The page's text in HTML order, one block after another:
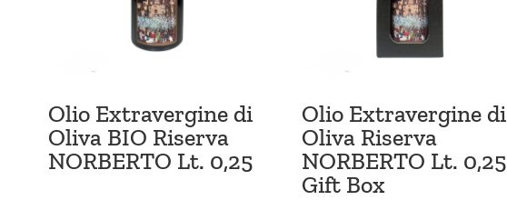
Olio Extravergine di
Oliva BIO Riserva
NORBERTO Lt. 0,25
Olio Extravergine di
Oliva Riserva
NORBERTO Lt. 0,25
Gift Box